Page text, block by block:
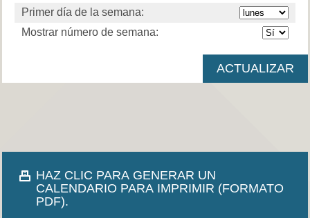
Primer día de la semana:
Mostrar número de semana:
HAZ CLIC PARA GENERAR UN
CALENDARIO PARA IMPRIMIR (FORMATO
PDF).